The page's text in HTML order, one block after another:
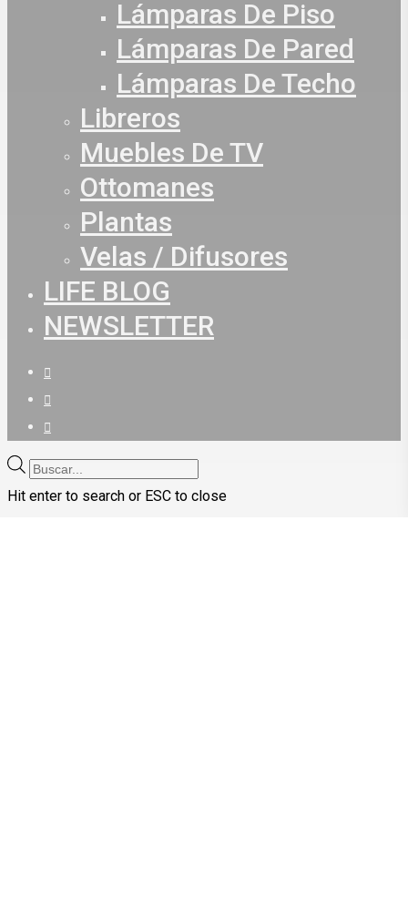
Lámparas De Piso
Lámparas De Pared
Lámparas De Techo
Libreros
Muebles De TV
Ottomanes
Plantas
Velas / Difusores
LIFE BLOG
NEWSLETTER
facebook
youtube
instagram
Búsqueda
de
Hit enter to search or ESC to close